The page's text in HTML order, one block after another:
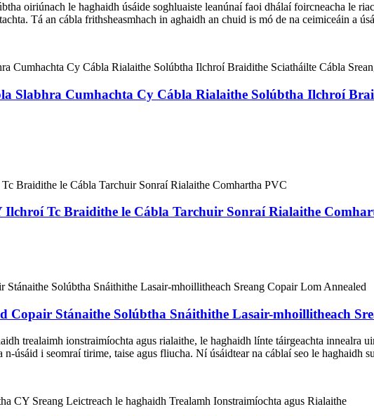
oiriúnach le haghaidh úsáide soghluaiste leanúnaí faoi dhálaí foircneacha le
Tá an cábla frithsheasmhach in aghaidh an chuid is mó de na ceimiceáin a
Slabhra Cumhachta Cy Cábla Rialaithe Solúbtha Ilchroí
Tc Braidithe le Cábla Tarchuir Sonraí Rialaithe
Copair Stánaithe Solúbtha Snáithithe Lasair-mhoillitheach
trealaimh ionstraimíochta agus rialaithe, le haghaidh línte táirgeachta innealra
n-úsáid i seomraí tirime, taise agus fliucha. Ní úsáidtear na cáblaí seo le haghaidh